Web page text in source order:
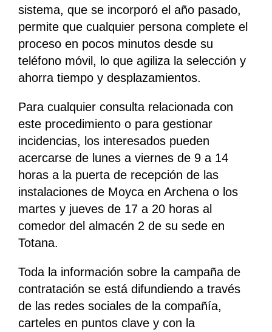
sistema, que se incorporó el año pasado,
permite que cualquier persona complete el
proceso en pocos minutos desde su
teléfono móvil, lo que agiliza la selección y
ahorra tiempo y desplazamientos.
Para cualquier consulta relacionada con
este procedimiento o para gestionar
incidencias, los interesados pueden
acercarse de lunes a viernes de 9 a 14
horas a la puerta de recepción de las
instalaciones de Moyca en Archena o los
martes y jueves de 17 a 20 horas al
comedor del almacén 2 de su sede en
Totana.
Toda la información sobre la campaña de
contratación se está difundiendo a través
de las redes sociales de la compañía,
carteles en puntos clave y con la